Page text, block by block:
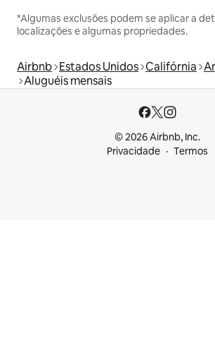
*Algumas exclusões podem se aplicar a
localizações e algumas propriedades.
Airbnb Estados Unidos Califórnia
Aluguéis mensais
© 2026 Airbnb, Inc.
Privacidade
Termos